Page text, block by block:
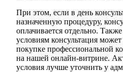
При этом, если в день
назначенную процедуру,
оплачивается отдельно.
условиям консультация
покупке профессиональной
на нашей онлайн-витрине.
условия лучше уточнить у